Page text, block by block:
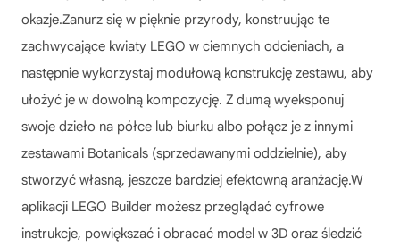
okazje.Zanurz się w pięknie przyrody, konstruując te
zachwycające kwiaty LEGO w ciemnych odcieniach, a
następnie wykorzystaj modułową konstrukcję zestawu, aby
ułożyć je w dowolną kompozycję. Z dumą wyeksponuj
swoje dzieło na półce lub biurku albo połącz je z innymi
zestawami Botanicals (sprzedawanymi oddzielnie), aby
stworzyć własną, jeszcze bardziej efektowną aranżację.W
aplikacji LEGO Builder możesz przeglądać cyfrowe
instrukcje, powiększać i obracać model w 3D oraz śledzić